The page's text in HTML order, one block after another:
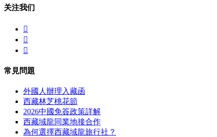
关注我们



常見問題
外國人辦理入藏函
西藏林芝桃花節
2026中國免簽政策詳解
西藏域龍同業地接合作
為何選擇西藏域龍旅行社？